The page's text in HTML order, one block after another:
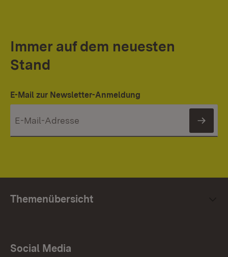
Immer auf dem neuesten
Stand
E-Mail zur Newsletter-Anmeldung
Themenübersicht
Social Media